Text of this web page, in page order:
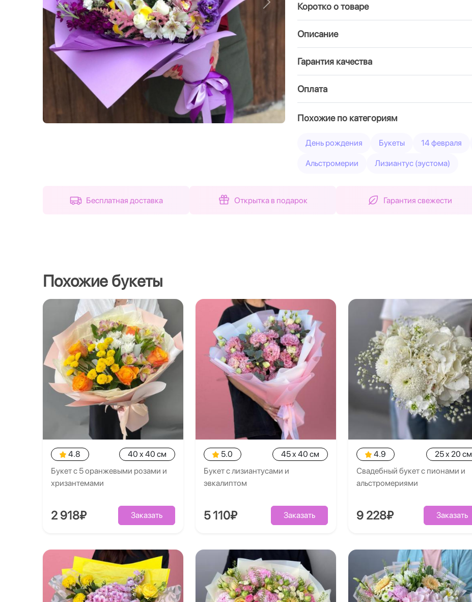
Назад Вперед Коротко о товаре
Описание
Гарантия качества
Оплата
Похожие по категориям
День рождения Букеты 14 февраля
Альстромерии Лизиантус (эустома)
Бесплатная доставка Открытка в подарок Гарантия свежести
Похожие букеты
4.8
40 x 40 см
Букет с 5 оранжевыми розами и
хризантемами
2 918₽ Заказать
5.0
45 x 40 см
Букет с лизиантусами и
эвкалиптом
5 110₽ Заказать
4.9
25 x 20 см
Свадебный букет с пионами и
альстромериями
9 228₽ Заказать